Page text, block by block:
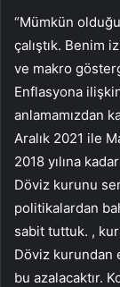
“Mümkün
çalıştık. Benim
ve makro
Enflasyona
anlamamızdan
Aralık 2021 ile
2018 yılına
Döviz kurunu
politikalardan
sabit tuttuk. ,
Döviz kurundan
bu azalacaktır.